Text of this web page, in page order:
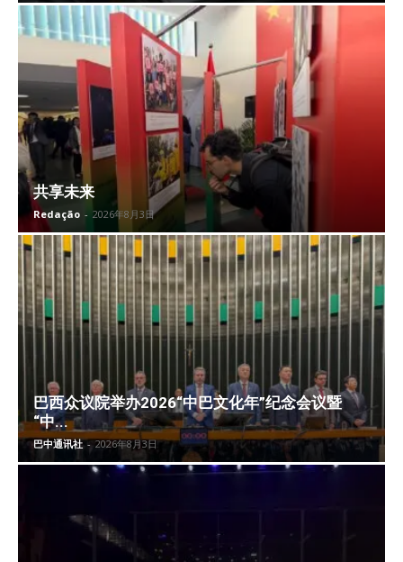
共享未来
Redação - 2026年8月3日
巴西众议院举办2026“中巴文化年”纪念会议暨
“中...
巴中通讯社 - 2026年8月3日